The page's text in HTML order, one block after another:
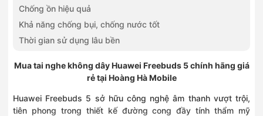
Chống ồn hiệu quả
Khả năng chống bụi, chống nước tốt
Thời gian sử dụng lâu bền
Mua tai nghe không dây Huawei Freebuds 5 chính hãng giá
rẻ tại Hoàng Hà Mobile
Huawei Freebuds 5 sở hữu công nghệ âm thanh vượt trội,
tiên phong trong thiết kế đường cong đầy tính thẩm mỹ